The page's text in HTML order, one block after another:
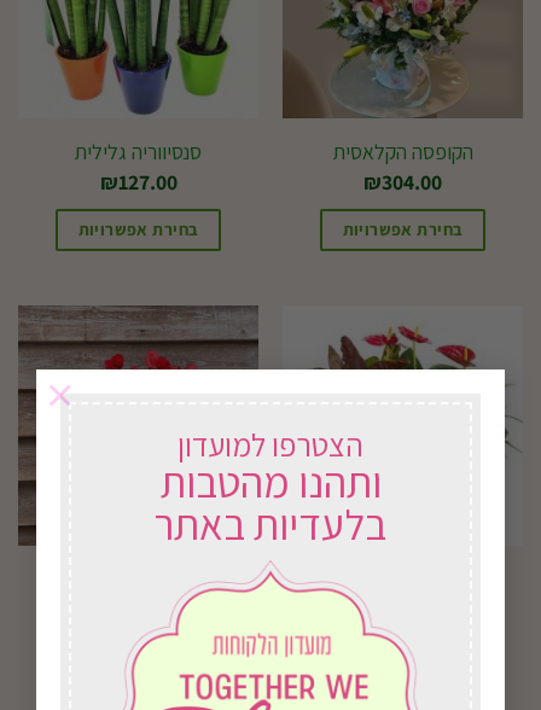
הצטרפו למועדון
ותהנו מהטבות
בלעדיות באתר
×
הקופסה הקלאסית
₪304.00
בחירת אפשרויות
סנסיווריה גלילית
₪127.00
בחירת אפשרויות
קוקטייל מהאגדות
₪
בחירת אפשרויות
ביגוניה ורד ע.15
החל מ-
בחירת אפשרויות
למוצר